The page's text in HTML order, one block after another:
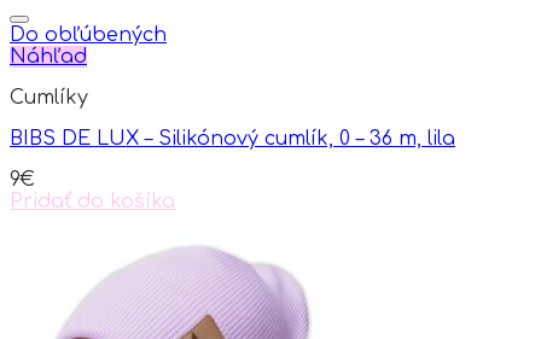
page
product
has
multiple
The
may
chosen
on
Do obľúbených
Náhľad
Cumlíky
BIBS DE LUX – Silikónový cumlík, 0 – 36 m, lila
9€
Pridať do košíka